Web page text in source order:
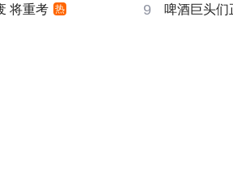
将重考 热 9 啤酒巨头们